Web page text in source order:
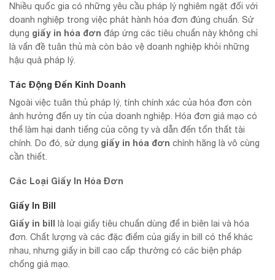
Nhiều quốc gia có những yêu cầu pháp lý nghiêm ngặt đối với
doanh nghiệp trong việc phát hành hóa đơn đúng chuẩn. Sử
dụng giấy in hóa đơn đáp ứng các tiêu chuẩn này không chỉ
là vấn đề tuân thủ mà còn bảo vệ doanh nghiệp khỏi những
hậu quả pháp lý.
Tác Động Đến Kinh Doanh
Ngoài việc tuân thủ pháp lý, tính chính xác của hóa đơn còn
ảnh hưởng đến uy tín của doanh nghiệp. Hóa đơn giả mạo có
thể làm hại danh tiếng của công ty và dẫn đến tổn thất tài
chính. Do đó, sử dụng giấy in hóa đơn chính hãng là vô cùng
cần thiết.
Các Loại Giấy In Hóa Đơn
Giấy In Bill
Giấy in bill là loại giấy tiêu chuẩn dùng để in biên lai và hóa
đơn. Chất lượng và các đặc điểm của giấy in bill có thể khác
nhau, nhưng giấy in bill cao cấp thường có các biện pháp
chống giả mạo.